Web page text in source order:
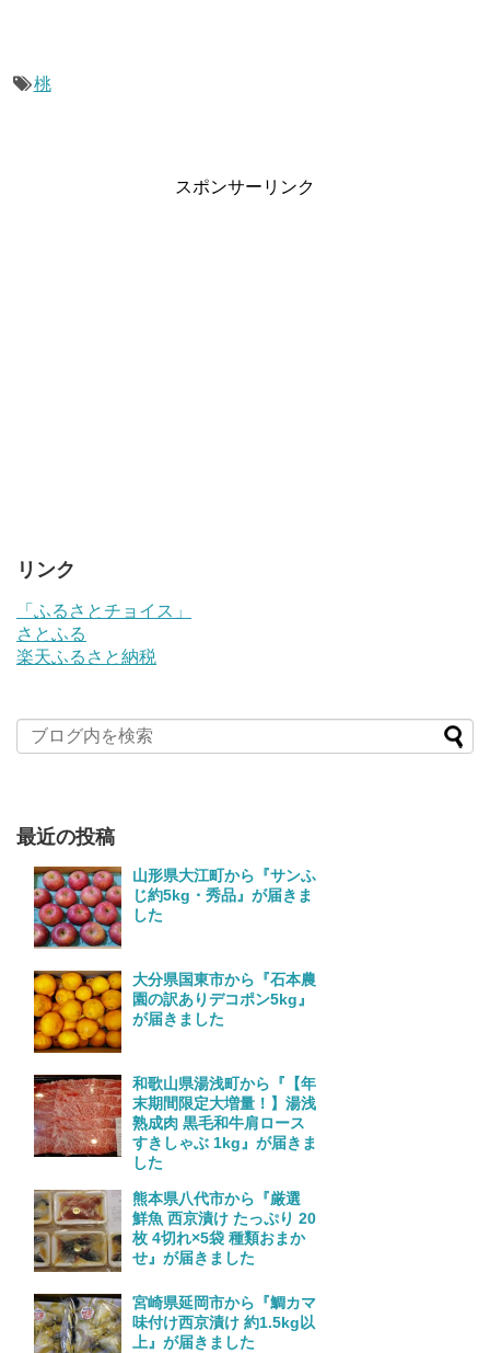
桃
スポンサーリンク
リンク
「ふるさとチョイス」
さとふる
楽天ふるさと納税
最近の投稿
山形県大江町から『サンふ
じ約5kg・秀品』が届きま
した
大分県国東市から『石本農
園の訳ありデコポン5kg』
が届きました
和歌山県湯浅町から『【年
末期間限定大増量！】湯浅
熟成肉 黒毛和牛肩ロース
すきしゃぶ 1kg』が届きま
した
熊本県八代市から『厳選
鮮魚 西京漬け たっぷり 20
枚 4切れ×5袋 種類おまか
せ』が届きました
宮崎県延岡市から『鯛カマ
味付け西京漬け 約1.5kg以
上』が届きました